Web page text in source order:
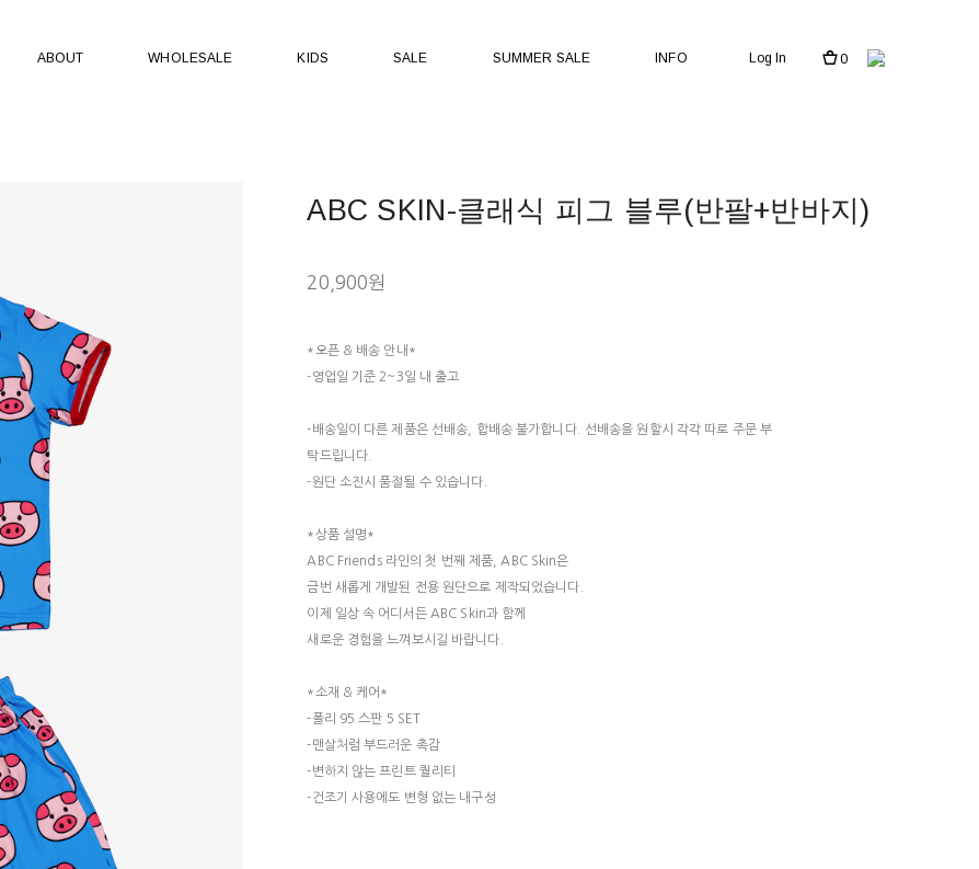
ABOUT WHOLESALE KIDS SALE SUMMER SALE INFO Log In 0
ABC SKIN-클래식 피그 블루(반팔+반바지)
20,900원
*오픈 & 배송 안내*
-영업일 기준 2~3일 내 출고
-배송일이 다른 제품은 선배송, 합배송 불가합니다. 선배송을 원할시 각각 따로 주문 부
탁드립니다.
-원단 소진시 품절될 수 있습니다.
*상품 설명*
ABC Friends 라인의 첫 번째 제품, ABC Skin은
금번 새롭게 개발된 전용 원단으로 제작되었습니다.
이제 일상 속 어디서든 ABC Skin과 함께
새로운 경험을 느껴보시길 바랍니다.
*소재 & 케어*
-폴리 95 스판 5 SET
-맨살처럼 부드러운 촉감
-변하지 않는 프린트 퀄리티
-건조기 사용에도 변형 없는 내구성